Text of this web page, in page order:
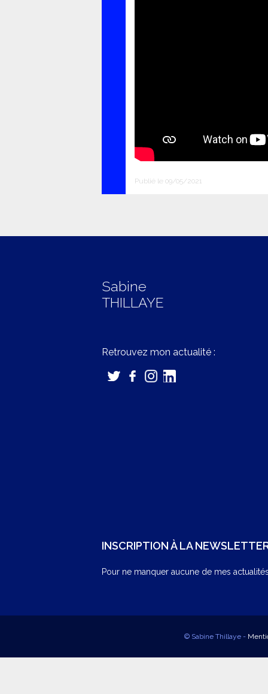
Publié le 09/05/2021
Sabine
THILLAYE
Retrouvez mon actualité :
INSCRIPTION À LA
Pour ne manquer aucune de mes
© Sabine Thillaye -